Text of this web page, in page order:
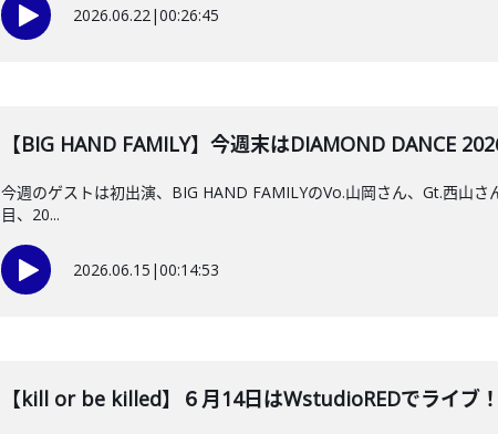
2026.06.22|00:26:45
【BIG HAND FAMILY】今週末はDIAMOND DANCE
今週のゲストは初出演、BIG HAND FAMILYのVo.山岡さん、Gt.西山
目、20...
2026.06.15 |00:14:53
【kill or be killed】６月14日はWstudioREDでライブ！